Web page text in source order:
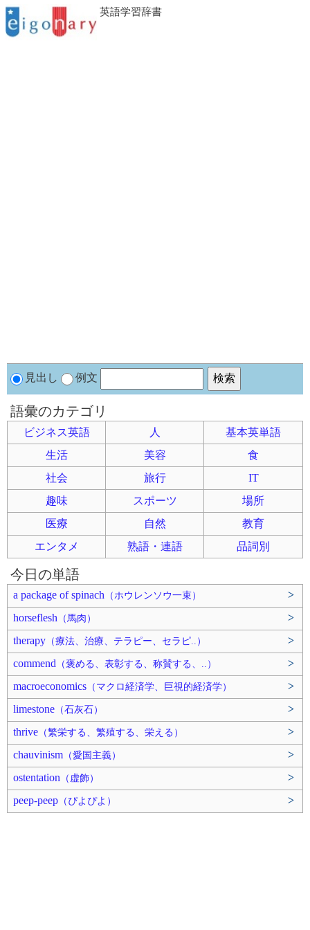
英語学習辞書
見出し 例文
語彙のカテゴリ
ビジネス英語 人
基本英単語
生活
美容
食
社会
旅行
IT
趣味
スポーツ
場所
医療
自然
教育
エンタメ
熟語・連語 品詞別
今日の単語
a package of spinach （ホウレンソウ一束）
>
horseflesh （馬肉）
>
therapy （療法、治療、テラピー、セラピ..）
>
commend （褒める、表彰する、称賛する、..）
>
macroeconomics （マクロ経済学、巨視的経済学）
>
limestone （石灰石）
>
thrive （繁栄する、繁殖する、栄える）
>
chauvinism （愛国主義）
>
ostentation （虚飾）
>
peep-peep （ぴよぴよ） >